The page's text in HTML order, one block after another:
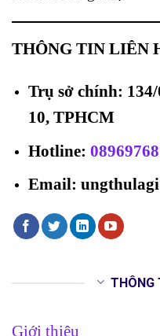
THÔNG TIN LIÊN
Trụ sở chính:
10, TPHCM
Hotline:
Email:
THÔNG
Giới thiệu